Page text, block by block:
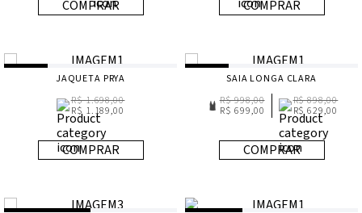
COMPRAR COMPRAR
JAQUETA PRYA
R$ 1.698,00
R$ 1.189,00
COMPRAR
SAIA LONGA CLARA
R$ 998,00
R$ 699,00
R$ 898,00
R$ 629,00
COMPRAR